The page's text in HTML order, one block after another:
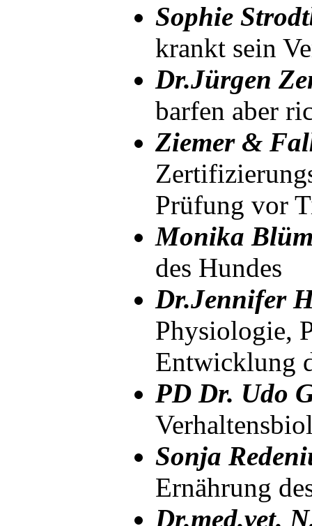
Sophie
krankt sein
Dr.Jürgen
barfen aber
Ziemer &
Prüfung vor
Monika
des Hundes
Dr.Jennifer
Physiologie,
Entwicklung
PD Dr. Udo
Sonja
Ernährung
Dr.med.vet.